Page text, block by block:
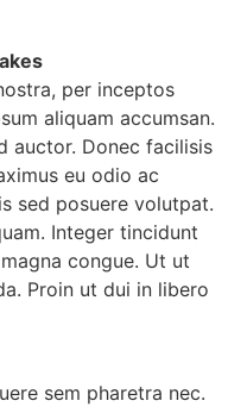
per inceptos
aliquam accumsan.
auctor. Donec facilisis
eu odio ac
sed posuere volutpat.
Integer tincidunt
congue. Ut ut
Proin ut dui in libero
sem pharetra nec.